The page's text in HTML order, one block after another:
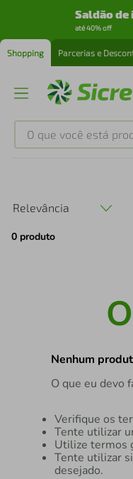
Saldão
até 40% off
Shopping Parcerias e
O que você está
Relevância
0 produto
Nenhum
O que eu devo
Verifique os
Tente utilizar
Utilize termos
Tente utilizar
desejado.
2º
iphone